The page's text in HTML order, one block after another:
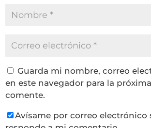
Guarda mi nombre, correo
en este navegador para la
comente.
Avísame por correo electrónico